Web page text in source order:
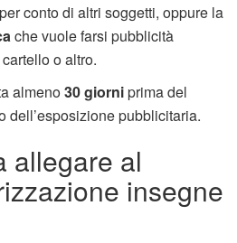
conto di altri soggetti, oppure la
che vuole farsi pubblicità
o altro.
almeno30 giorniprima del
dell’esposizione pubblicitaria.
allegare al
insegne